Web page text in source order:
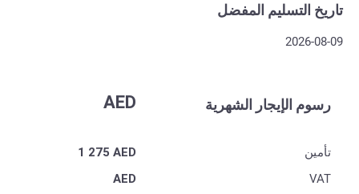
تاريخ التسليم المفضل
2026-08-09
رسوم الإيجار الشهرية AED
تأمين 1 275 AED
VAT
AED